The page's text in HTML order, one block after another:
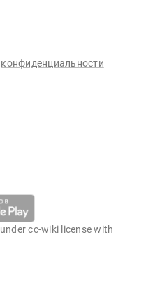
конфиденциальности
cc-wiki license with